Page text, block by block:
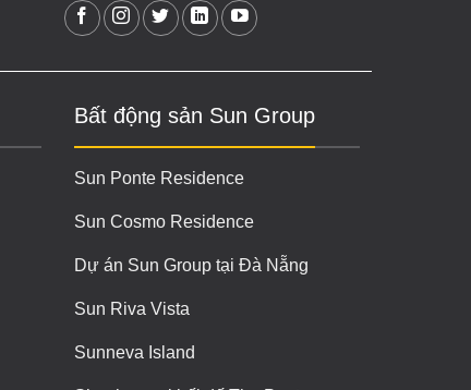
Bất động sản Sun Group
Sun Ponte Residence
Sun Cosmo Residence
Dự án Sun Group tại Đà Nẵng
Sun Riva Vista
Sunneva Island